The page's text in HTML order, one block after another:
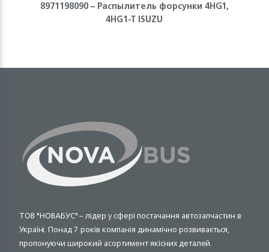
8971198090 – Распылитель форсунки 4HG1,
4HG1-T ISUZU
ТОВ "НОВАБУС" – лідер у сфері постачання автозапчастин в
Україні. Понад 7 років компанія динамічно розвивається,
пропонуючи широкий асортимент якісних деталей.